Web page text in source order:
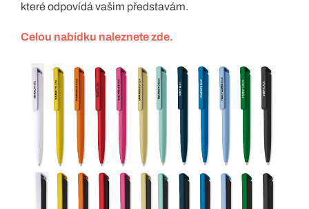
které odpovídá vašim představám.
Celou nabídku naleznete zde.